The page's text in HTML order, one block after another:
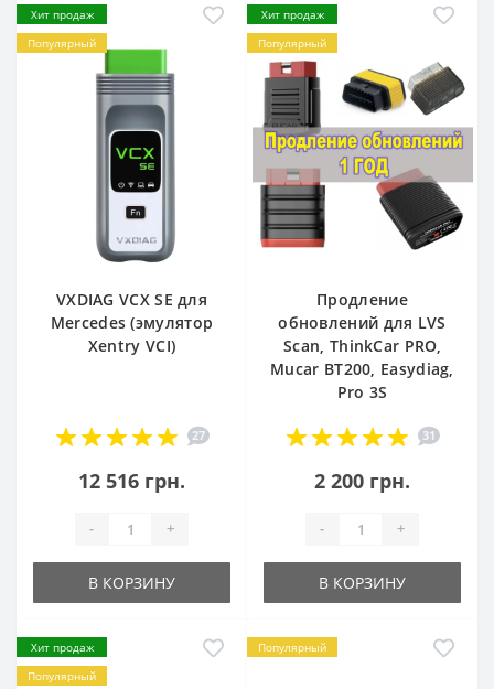
Хит продаж
Популярный
VXDIAG VCX SE для
Mercedes (эмулятор
Xentry VCI)
27
12 516 грн.
- +
В КОРЗИНУ
Хит продаж
Популярный
Продление
обновлений для LVS
Scan, ThinkCar PRO,
Mucar BT200, Easydiag,
Pro 3S
31
2 200 грн.
- +
В КОРЗИНУ
Хит продаж
Популярный
Популярный